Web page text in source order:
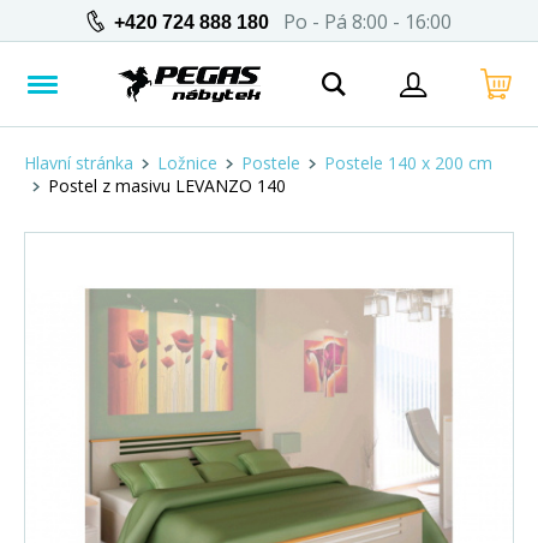
+420 724 888 180 Po - Pá 8:00 - 16:00
Hlavní stránka Ložnice Postele
Postele 140 x 200 cm
Postel z masivu LEVANZO 140